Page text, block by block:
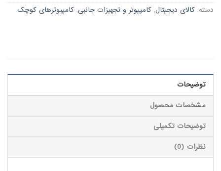
دسته: کالای دیجیتال, کامپیوتر و تجهیزات جانبی, کامپیوترهای کوچک
توضیحات
مشخصات محصول
توضیحات تکمیلی
نظرات (0)